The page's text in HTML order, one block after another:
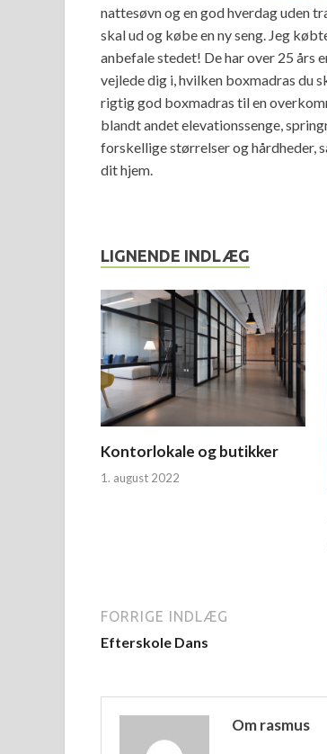
nattesøvn og en god hverdag uden
skal ud og købe en ny seng. Jeg
anbefale stedet! De har over 25 års
vejlede dig i, hvilken boxmadras du
rigtig god boxmadras til en
blandt andet elevationssenge,
forskellige størrelser og hårdheder,
dit hjem.
LIGNENDE INDLÆG
Kontorlokale og butikker
1. august 2022
FORRIGE INDLÆG
Efterskole Dans
Om rasmus